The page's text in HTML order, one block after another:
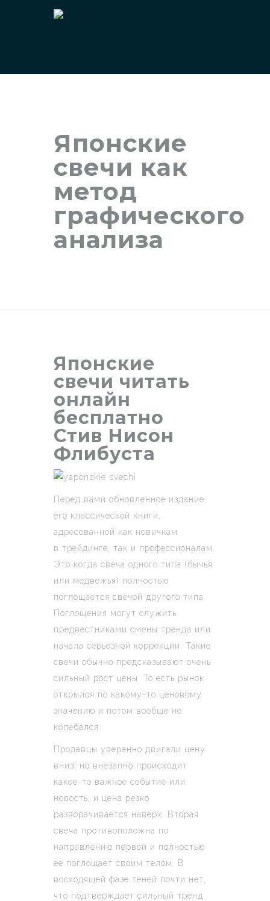
Японские
свечи как
метод
графического
анализа
Японские
свечи читать
онлайн
бесплатно
Стив Нисон
Флибуста
Перед вами обновленное издание
его классической книги,
адресованной как новичкам
в трейдинге, так и профессионалам.
Это когда свеча одного типа (бычья
или медвежья) полностью
поглощается свечой другого типа.
Поглощения могут служить
предвестниками смены тренда или
начала серьезной коррекции. Такие
свечи обычно предсказывают очень
сильный рост цены. То есть рынок
открылся по какому-то ценовому
значению и потом вообще не
колебался.
Продавцы уверенно двигали цену
вниз, но внезапно происходит
какое-то важное событие или
новость, и цена резко
разворачивается наверх. Вторая
свеча противоположна по
направлению первой и полностью
ее поглощает своим телом. В
восходящей фазе теней почти нет,
что подтверждает сильный тренд.